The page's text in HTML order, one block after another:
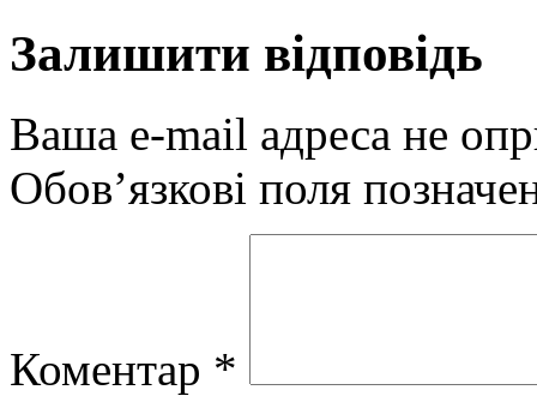
Залишити відповідь
Ваша e-mail адреса не
Обов’язкові поля
Коментар *